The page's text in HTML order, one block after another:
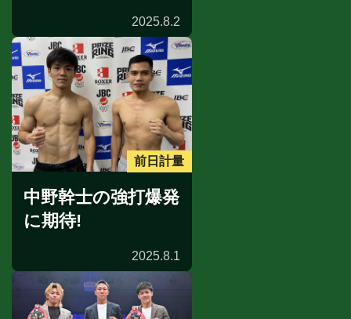
2025.8.2
前日計量
中野幹士の強打爆発
に期待!
2025.8.1